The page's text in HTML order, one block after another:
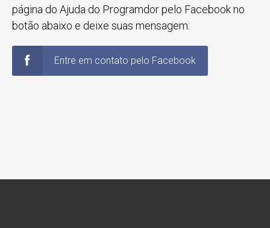
página do Ajuda do Programdor pelo Facebook no
botão abaixo e deixe suas mensagem:
Entre em contato pelo Facebook